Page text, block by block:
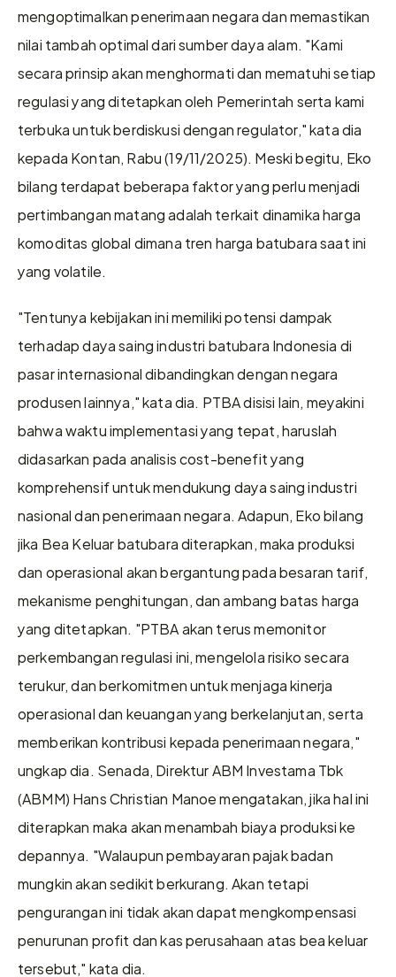
mengoptimalkan penerimaan negara dan memastikan
nilai tambah optimal dari sumber daya alam. "Kami
secara prinsip akan menghormati dan mematuhi setiap
regulasi yang ditetapkan oleh Pemerintah serta kami
terbuka untuk berdiskusi dengan regulator," kata dia
kepada Kontan, Rabu (19/11/2025). Meski begitu, Eko
bilang terdapat beberapa faktor yang perlu menjadi
pertimbangan matang adalah terkait dinamika harga
komoditas global dimana tren harga batubara saat ini
yang volatile.
"Tentunya kebijakan ini memiliki potensi dampak
terhadap daya saing industri batubara Indonesia di
pasar internasional dibandingkan dengan negara
produsen lainnya," kata dia. PTBA disisi lain, meyakini
bahwa waktu implementasi yang tepat, haruslah
didasarkan pada analisis cost-benefit yang
komprehensif untuk mendukung daya saing industri
nasional dan penerimaan negara. Adapun, Eko bilang
jika Bea Keluar batubara diterapkan, maka produksi
dan operasional akan bergantung pada besaran tarif,
mekanisme penghitungan, dan ambang batas harga
yang ditetapkan. "PTBA akan terus memonitor
perkembangan regulasi ini, mengelola risiko secara
terukur, dan berkomitmen untuk menjaga kinerja
operasional dan keuangan yang berkelanjutan, serta
memberikan kontribusi kepada penerimaan negara,"
ungkap dia. Senada, Direktur ABM Investama Tbk
(ABMM) Hans Christian Manoe mengatakan, jika hal ini
diterapkan maka akan menambah biaya produksi ke
depannya. "Walaupun pembayaran pajak badan
mungkin akan sedikit berkurang. Akan tetapi
pengurangan ini tidak akan dapat mengkompensasi
penurunan profit dan kas perusahaan atas bea keluar
tersebut," kata dia.